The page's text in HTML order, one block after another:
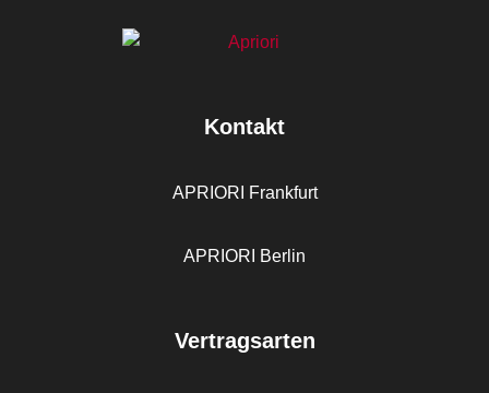
Kontakt
APRIORI Frankfurt
APRIORI Berlin
Vertragsarten